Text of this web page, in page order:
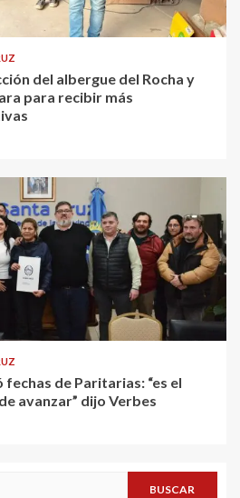
del albergue del Rocha y
para recibir más
de Paritarias: “es el
avanzar” dijo Verbes